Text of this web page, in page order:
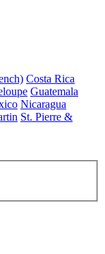
Costa Rica
Guatemala
Nicaragua
St. Pierre &